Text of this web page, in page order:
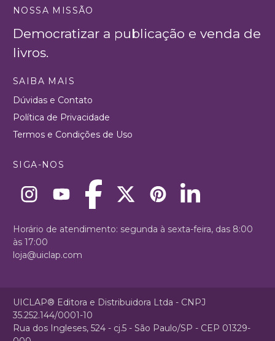
NOSSA MISSÃO
Democratizar a publicação e venda de
livros.
SAIBA MAIS
Dúvidas e Contato
Política de Privacidade
Termos e Condições de Uso
SIGA-NOS
Horário de atendimento: segunda à sexta-feira, das 8:00
às 17:00
loja@uiclap.com
UICLAP® Editora e Distribuidora Ltda - CNPJ
35.252.144/0001-10
Rua dos Ingleses, 524 - cj.5 - São Paulo/SP - CEP 01329-